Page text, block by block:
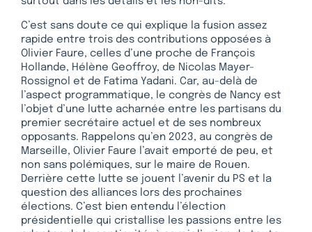
C’est sans doute ce qui explique la fusion assez
rapide entre trois des contributions opposées à
Olivier Faure, celles d’une proche de François
Hollande, Hélène Geoffroy, de Nicolas Mayer-
Rossignol et de Fatima Yadani. Car, au-delà de
l’aspect programmatique, le congrès de Nancy est
l’objet d’une lutte acharnée entre les partisans du
premier secrétaire actuel et de ses nombreux
opposants. Rappelons qu’en 2023, au congrès de
Marseille, Olivier Faure l’avait emporté de peu, et
non sans polémiques, sur le maire de Rouen.
Derrière cette lutte se jouent l’avenir du PS et la
question des alliances lors des prochaines
élections. C’est bien entendu l’élection
présidentielle qui cristallise les passions entre les